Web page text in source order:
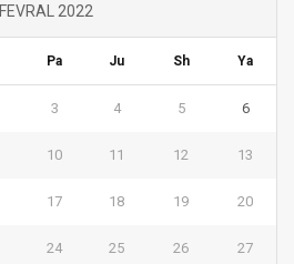
FEVRAL 2022
Pa Ju Sh Ya
3 4 5 6
10 11 12 13
17 18 19 20
24 25 26 27